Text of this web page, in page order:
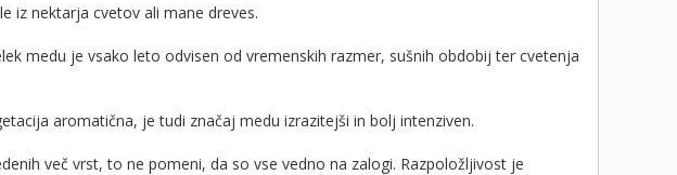
iz nektarja cvetov ali mane dreves.
medu je vsako leto odvisen od vremenskih razmer, sušnih obdobij ter cvetenja
aromatična, je tudi značaj medu izrazitejši in bolj intenziven.
več vrst, to ne pomeni, da so vse vedno na zalogi. Razpoložljivost je